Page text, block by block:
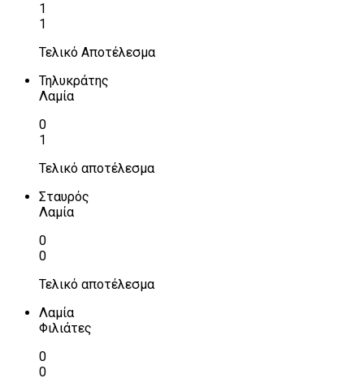
1
1
Τελικό Αποτέλεσμα
Τηλυκράτης
Λαμία
0
1
Τελικό αποτέλεσμα
Σταυρός
Λαμία
0
0
Τελικό αποτέλεσμα
Λαμία
Φιλιάτες
0
0